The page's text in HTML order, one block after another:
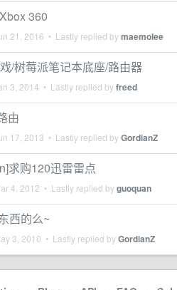
360
21, 2016 • Lastly replied bymaemolee
/树莓派笔记本底座/路由器
3, 2014 • Lastly replied byfreed
由
17, 2013 • Lastly replied byGordianZ
求购120迅雷雷点
4, 2012 • Lastly replied byguoquan
西的么~
3, 2010 • Lastly replied byGordianZ